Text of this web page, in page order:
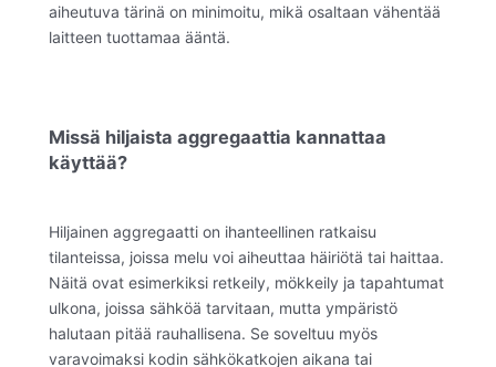
aiheutuva tärinä on minimoitu, mikä osaltaan vähentää
laitteen tuottamaa ääntä.
Missä hiljaista aggregaattia kannattaa
käyttää?
Hiljainen aggregaatti on ihanteellinen ratkaisu
tilanteissa, joissa melu voi aiheuttaa häiriötä tai haittaa.
Näitä ovat esimerkiksi retkeily, mökkeily ja tapahtumat
ulkona, joissa sähköä tarvitaan, mutta ympäristö
halutaan pitää rauhallisena. Se soveltuu myös
varavoimaksi kodin sähkökatkojen aikana tai